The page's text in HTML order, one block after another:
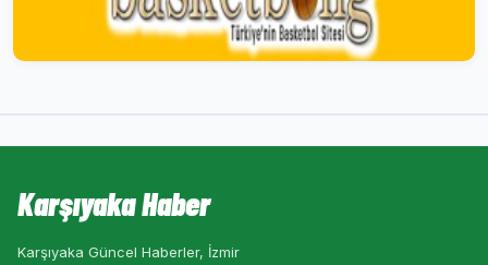
Karşıyaka Haber
Karşıyaka Güncel Haberler, İzmir